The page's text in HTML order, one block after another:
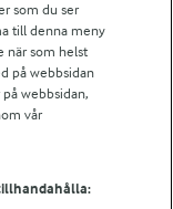
som du ser
till denna meny
när som helst
på webbsidan
webbsidan,
vår